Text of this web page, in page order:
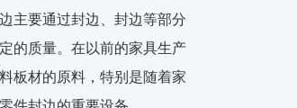
主要通过封边、封边等部分
的质量。在以前的家具生产
板材的原料，特别是随着家